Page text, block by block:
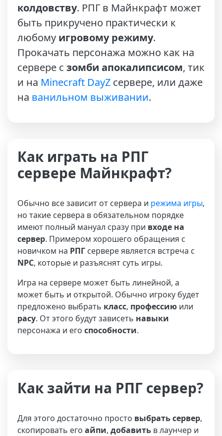
колдовству. РПГ в Майнкрафт может
быть прикручено практически к
любому игровому режиму.
Прокачать персонажа можно как на
сервере с зомби апокалипсисом, тик
и на Minecraft DayZ сервере, или даже
на ванильном выживании.
Как играть на РПГ
сервере Майнкрафт?
Обычно все зависит от сервера и режима игры,
но такие сервера в обязательном порядке
имеют полный мануал сразу при входе на
сервер. Примером хорошего обращения с
новичком на РПГ сервере является встреча с
NPC, которые и разъяснят суть игры.
Игра на сервере может быть линейной, а
может быть и открытой. Обычно игроку будет
предложено выбрать класс, профессию или
расу. От этого будут зависеть навыки
персонажа и его способности.
Как зайти на РПГ сервер?
Для этого достаточно просто выбрать сервер,
скопировать его айпи, добавить в лаунчер и